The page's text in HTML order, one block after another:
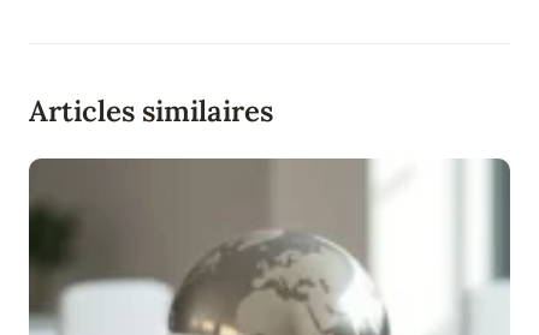
Articles similaires